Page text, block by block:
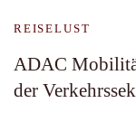
REISELUST
ADAC
der